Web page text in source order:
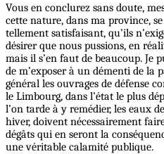
Vous en conclurez sans doute,
cette nature, dans ma province,
tellement satisfaisant, qu’ils
désirer que nous pussions, en
mais il s’en faut de beaucoup. Je
de m’exposer à un démenti de la
général les ouvrages de défense
le Limbourg, dans l’état le plus
l’on tarde à y remédier, les eaux
hiver, doivent nécessairement
dégâts qui en seront la
une véritable calamité publique.